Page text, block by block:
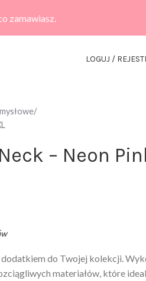
zamawiasz.
LOGUJ /
– Neon
do Twojej kolekcji.
materiałów, które